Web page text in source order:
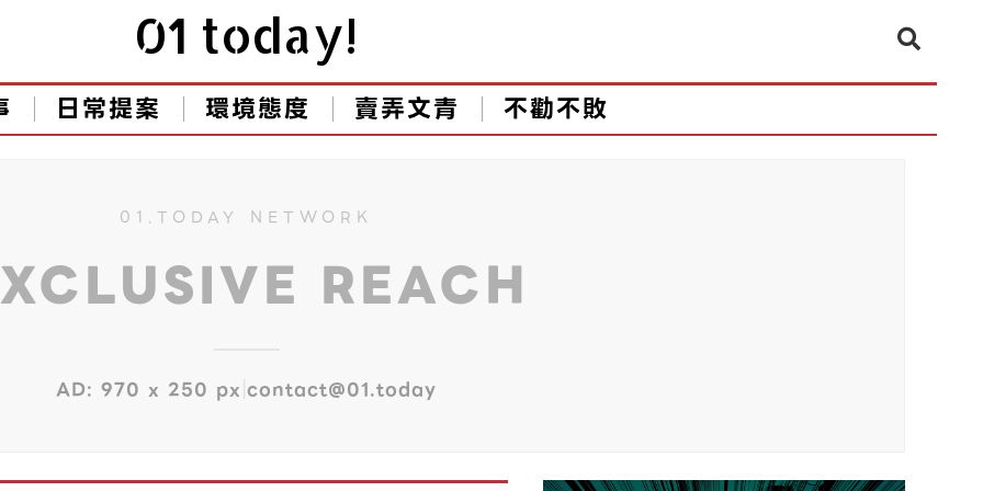
01 today!
日常提案 環境態度 賣弄文青 不勸不敗
01.TODAY NETWORK
REACH
AD: 970 x 250 px|contact@01.today